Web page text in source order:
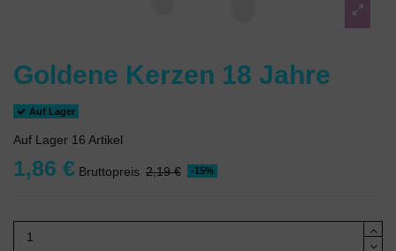
Goldene Kerzen 18 Jahre
Auf Lager
Auf Lager 16 Artikel
1,86 € Bruttopreis 2,19 € -15%